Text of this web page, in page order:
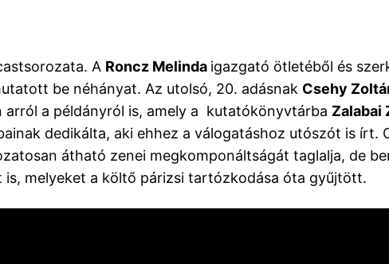
A Roncz Melinda igazgató ötletéből és
be néhányat. Az utolsó, 20. adásnak Csehy
a példányról is, amely a kutatókönyvtárba Zalabai
dedikálta, aki ehhez a válogatáshoz utószót is írt.
átható zenei megkomponáltságát taglalja, de
melyeket a költő párizsi tartózkodása óta gyűjtött.